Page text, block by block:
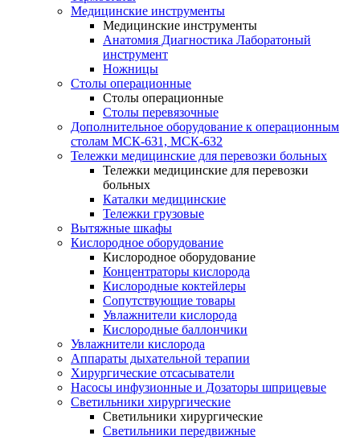
Медицинские инструменты
Медицинские инструменты
Анатомия Диагностика Лаборатоный
инструмент
Ножницы
Столы операционные
Столы операционные
Столы перевязочные
Дополнительное оборудование к операционным
столам МСК-631, МСК-632
Тележки медицинские для перевозки больных
Тележки медицинские для перевозки
больных
Каталки медицинские
Тележки грузовые
Вытяжные шкафы
Кислородное оборудование
Кислородное оборудование
Концентраторы кислорода
Кислородные коктейлеры
Сопутствующие товары
Увлажнители кислорода
Кислородные баллончики
Увлажнители кислорода
Аппараты дыхательной терапии
Хирургические отсасыватели
Насосы инфузионные и Дозаторы шприцевые
Светильники хирургические
Светильники хирургические
Светильники передвижные